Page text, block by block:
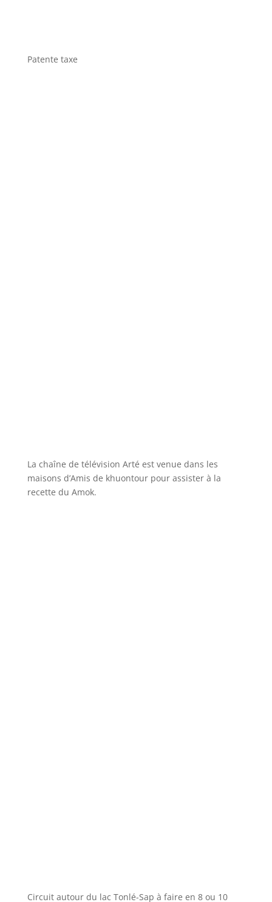
Patente taxe
La chaîne de télévision Arté est venue dans les
maisons d’Amis de khuontour pour assister à la
recette du Amok.
Circuit autour du lac Tonlé-Sap à faire en 8 ou 10